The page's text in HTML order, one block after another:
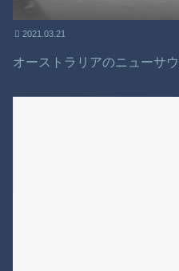
2021.03.21
オーストラリアのニューサ